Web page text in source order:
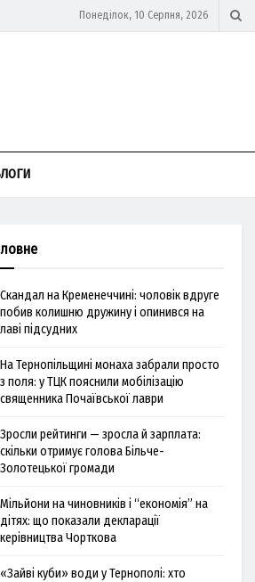
Понеділок, 10 Серпня, 2026
Скандал на Кременеччині: чоловік вдруге
побив колишню дружину і опинився на
лаві підсудних
На Тернопільщині монаха забрали просто
з поля: у ТЦК пояснили мобілізацію
священника Почаївської лаври
Зросли рейтинги — зросла й зарплата:
скільки отримує голова Більче-
Золотецької громади
Мільйони на чиновників і “економія” на
дітях: що показали декларації
керівництва Чорткова
«Зайві куби» води у Тернополі: хто